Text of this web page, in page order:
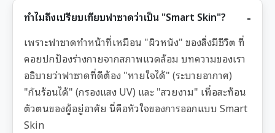
ทำไมถึงเปรียบเทียบฟาซาดว่าเป็น "Smart Skin"?
เพราะฟาซาดทำหน้าที่เหมือน "ผิวหนัง" ของสิ่งมีชีวิต ที่
คอยปกป้องร่างกายจากสภาพแวดล้อม บทความของเรา
อธิบายว่าฟาซาดที่ดีต้อง "หายใจได้" (ระบายอากาศ)
"กันร้อนได้" (กรองแสง UV) และ "สวยงาม" เพื่อสะท้อน
ตัวตนของผู้อยู่อาศัย นี่คือหัวใจของการออกแบบ Smart
Skin